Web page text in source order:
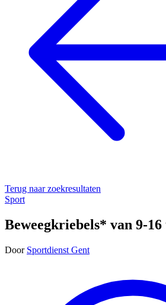
Terug naar zoekresultaten
Sport
Beweegkriebels* van 9-
Door Sportdienst Gent